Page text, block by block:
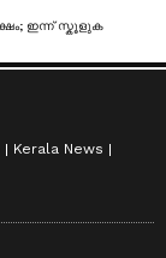
Kerala News